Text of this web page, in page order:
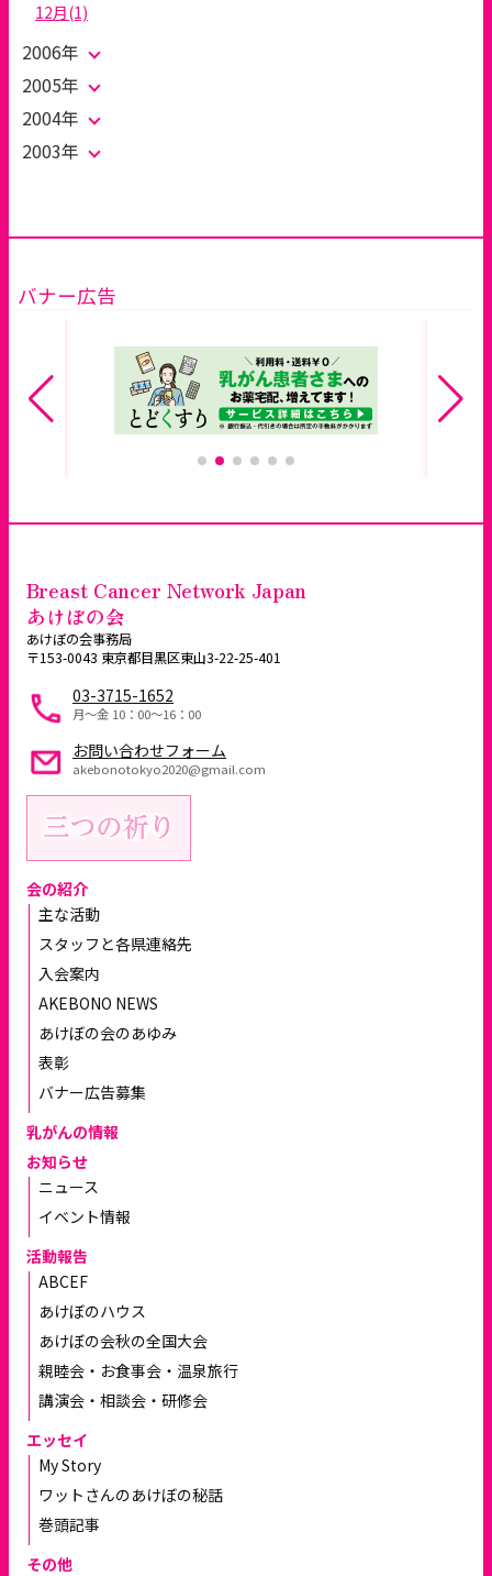
12月(1)
2006年
2005年
2004年
2003年
バナー広告
Breast Cancer Network Japan
あけぼの会
あけぼの会事務局
〒153-0043 東京都目黒区東山3-22-25-401
03-3715-1652
月～金 10：00〜16：00
お問い合わせフォーム
akebonotokyo2020@gmail.com
会の紹介
主な活動
スタッフと各県連絡先
入会案内
AKEBONO NEWS
あけぼの会のあゆみ
表彰
バナー広告募集
乳がんの情報
お知らせ
ニュース
イベント情報
活動報告
ABCEF
あけぼのハウス
あけぼの会秋の全国大会
親睦会・お食事会・温泉旅行
講演会・相談会・研修会
エッセイ
My Story
ワットさんのあけぼの秘話
巻頭記事
その他